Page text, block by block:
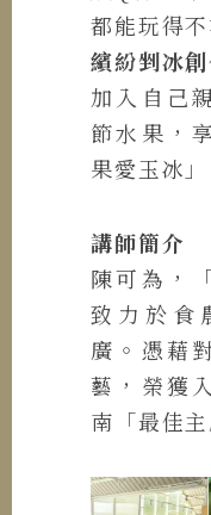
都能玩得不
繽紛剉冰
加入自己
節水果，
果愛玉冰」
講師簡介
陳可為，
致力於食
廣。憑藉
藝，榮獲
南「最佳主